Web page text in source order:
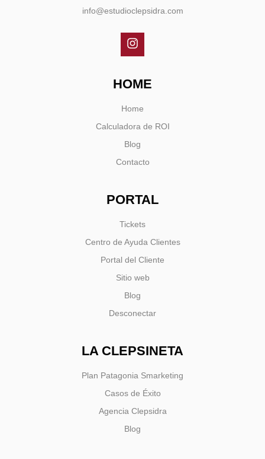
info@estudioclepsidra.com
HOME
Home
Calculadora de ROI
Blog
Contacto
PORTAL
Tickets
Centro de Ayuda Clientes
Portal del Cliente
Sitio web
Blog
Desconectar
LA CLEPSINETA
Plan Patagonia Smarketing
Casos de Éxito
Agencia Clepsidra
Blog